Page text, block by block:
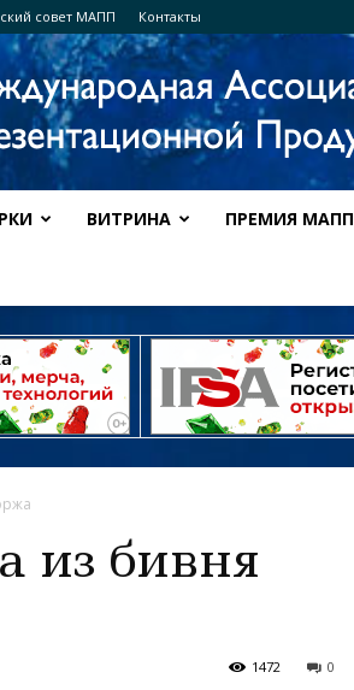
совет МАПП Контакты
ВИТРИНА ПРЕМИЯ МАПП
из бивня
0
1472